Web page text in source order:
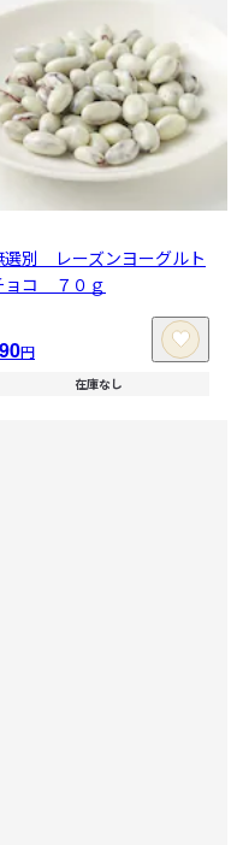
選別 レーズンヨーグルト
ョコ ７０ｇ
円
在庫なし